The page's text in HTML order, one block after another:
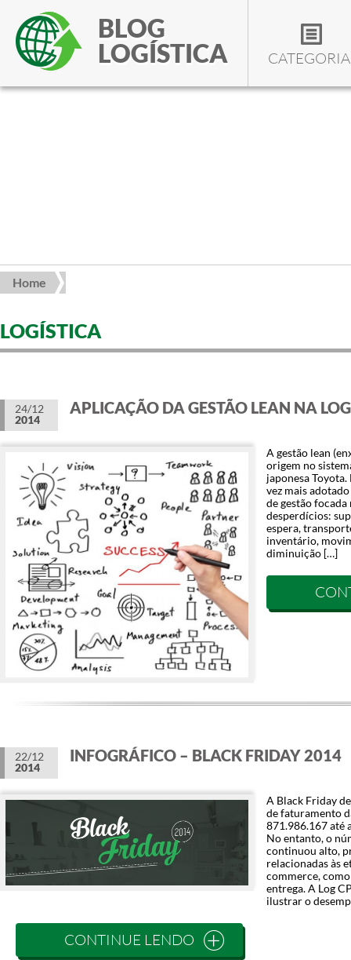
BLOG
LOGÍSTICA
Home
LOGÍSTICA
24/12
2014
APLICAÇÃO DA GESTÃO LEAN NA
A gestão lean
origem no
japonesa
vez mais
de gestão
desperdícios:
espera,
inventário,
diminuição […]
22/12
2014
INFOGRÁFICO – BLACK FRIDAY 2014
A Black Friday
de faturamento
871.986.167 até
No entanto, o
continuou alto,
relacionadas às
commerce,
entrega. A Log
ilustrar o
CONTINUE LENDO